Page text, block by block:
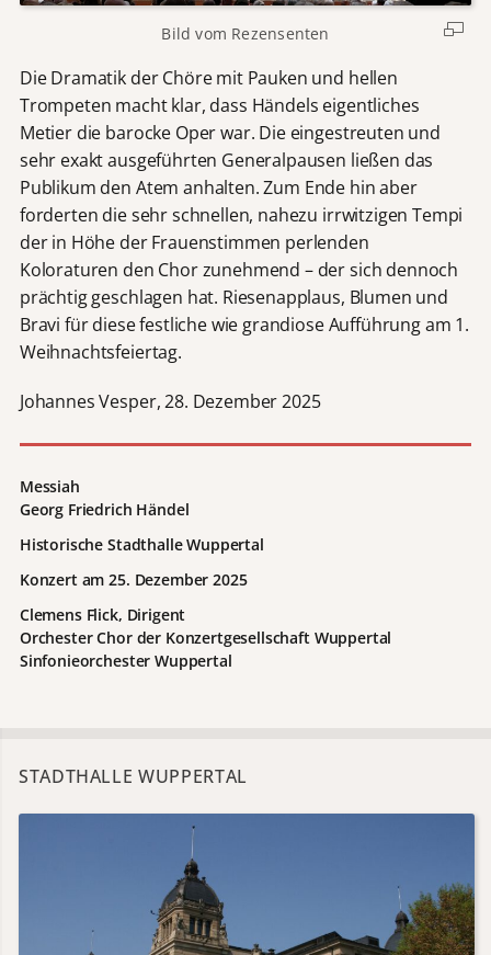
Bild vom Rezensenten
Die Dramatik der Chöre mit Pauken und hellen
Trompeten macht klar, dass Händels eigentliches
Metier die barocke Oper war. Die eingestreuten und
sehr exakt ausgeführten Generalpausen ließen das
Publikum den Atem anhalten. Zum Ende hin aber
forderten die sehr schnellen, nahezu irrwitzigen Tempi
der in Höhe der Frauenstimmen perlenden
Koloraturen den Chor zunehmend – der sich dennoch
prächtig geschlagen hat. Riesenapplaus, Blumen und
Bravi für diese festliche wie grandiose Aufführung am 1.
Weihnachtsfeiertag.
Johannes Vesper, 28. Dezember 2025
Messiah
Georg Friedrich Händel
Historische Stadthalle Wuppertal
Konzert am 25. Dezember 2025
Clemens Flick, Dirigent
Orchester Chor der Konzertgesellschaft Wuppertal
Sinfonieorchester Wuppertal
STADTHALLE WUPPERTAL